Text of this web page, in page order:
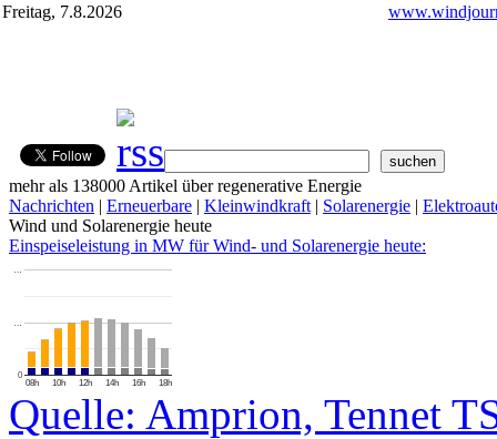
Freitag, 7.8.2026
mehr als 138000 Artikel über regenerative Energie
Nachrichten | Erneuerbare | Kleinwindkraft | Solarenergie |
Wind und Solarenergie heute
Einspeiseleistung in MW für Wind- und Solarenergie heute:
08h 10h 12h 14h 16h 18h
0
…
…
Quelle: Amprion, Tennet